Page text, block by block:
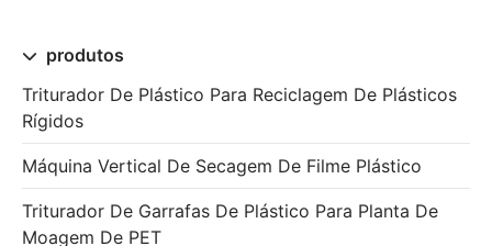
produtos
Triturador De Plástico Para Reciclagem De Plásticos
Rígidos
Máquina Vertical De Secagem De Filme Plástico
Triturador De Garrafas De Plástico Para Planta De
Moagem De PET